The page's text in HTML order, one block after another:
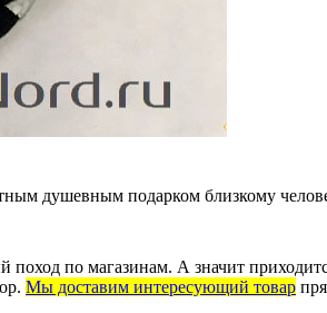
душевным подарком близкому
по магазинам. А значит
Мы доставим интересующий товар